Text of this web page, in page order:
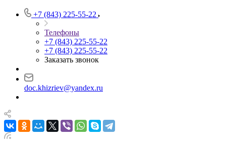
+7 (843) 225-55-22
Телефоны
+7 (843) 225-55-22
+7 (843) 225-55-22
Заказать звонок
doc.khizriev@yandex.ru